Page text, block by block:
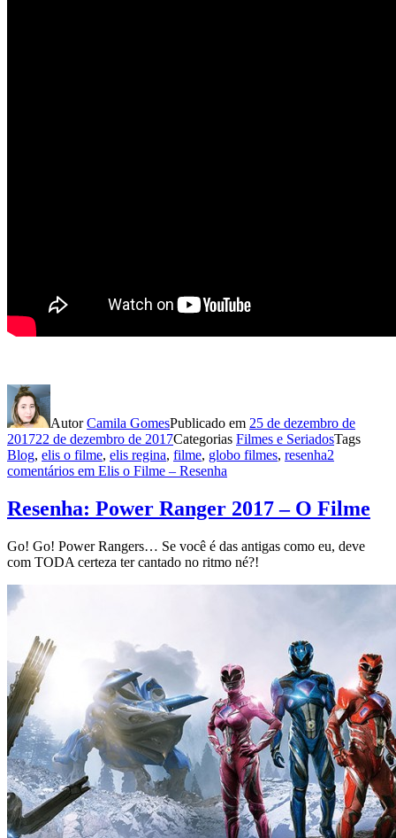
AutorCamila GomesPublicado em 25 de dezembro de
201722 de dezembro de 2017Categorias Filmes e SeriadosTags
Blog, elis o filme, elis regina, filme, globo filmes, resenha2
comentários em Elis o Filme – Resenha
Resenha: Power Ranger 2017 – O Filme
Go! Go! Power Rangers… Se você é das antigas como eu, deve
com TODA certeza ter cantado no ritmo né?!